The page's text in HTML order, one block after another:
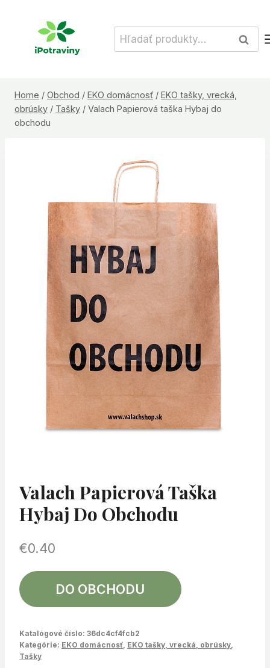
Hľadať:
Home / Obchod / EKO domácnosť / EKO tašky, vrecká,
obrúsky / Tašky / Valach Papierová taška Hybaj do
obchodu
Valach Papierová Taška
Hybaj Do Obchodu
€0.40
DO OBCHODU
Katalógové číslo: 36dc4cf4fcb2
Kategórie: EKO domácnosť EKO tašky, vrecká, obrúsky
Tašky